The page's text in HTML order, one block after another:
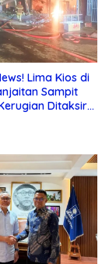
Lima Kios di
Sampit
Ditaksir